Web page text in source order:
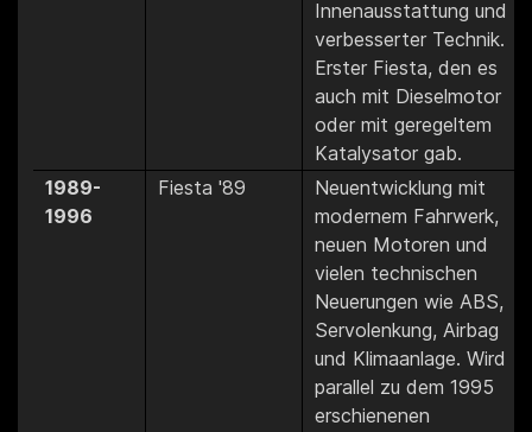
Innenausstattung und
verbesserter Technik.
Erster Fiesta, den es
auch mit Dieselmotor
oder mit geregeltem
Katalysator gab.
1989-
1996
Fiesta '89
Neuentwicklung mit
modernem Fahrwerk,
neuen Motoren und
vielen technischen
Neuerungen wie ABS,
Servolenkung, Airbag
und Klimaanlage. Wird
parallel zu dem 1995
erschienenen